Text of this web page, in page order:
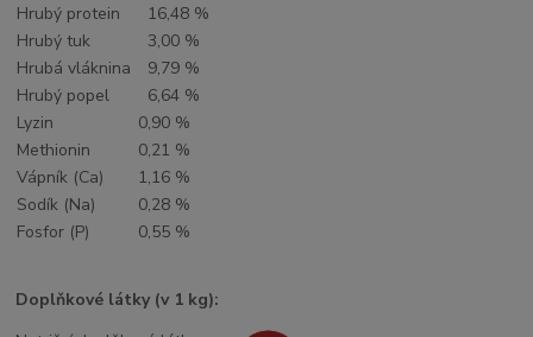
Hrubý protein
16,48 %
Hrubý tuk
3,00 %
Hrubá vláknina
9,79 %
Hrubý popel
6,64 %
Lyzin
0,90 %
Methionin
0,21 %
Vápník (Ca)
1,16 %
Sodík (Na)
0,28 %
Fosfor (P)
0,55 %
Doplňkové látky (v 1 kg):